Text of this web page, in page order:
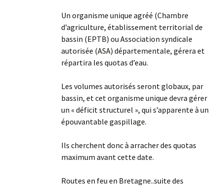
Un organisme unique agréé (Chambre
d’agriculture, établissement territorial de
bassin (EPTB) ou Association syndicale
autorisée (ASA) départementale, gérera et
répartira les quotas d’eau.
Les volumes autorisés seront globaux, par
bassin, et cet organisme unique devra gérer
un « déficit structurel », qui s’apparente à un
épouvantable gaspillage.
Ils cherchent donc à arracher des quotas
maximum avant cette date.
Routes en feu en Bretagne..suite des